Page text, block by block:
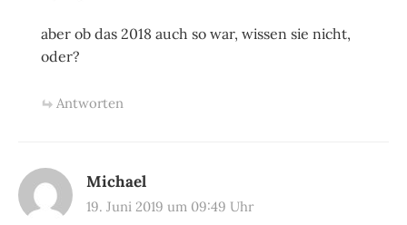
aber ob das 2018 auch so war, wissen sie nicht,
oder?
Antworten
Michael
19. Juni 2019 um 09:49 Uhr